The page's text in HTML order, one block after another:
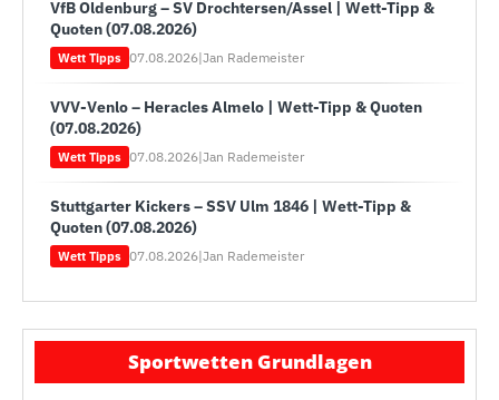
VfB Oldenburg – SV Drochtersen/Assel | Wett-Tipp &
Quoten (07.08.2026)
Wett Tipps 07.08.2026|Jan Rademeister
VVV-Venlo – Heracles Almelo | Wett-Tipp & Quoten
(07.08.2026)
Wett Tipps 07.08.2026|Jan Rademeister
Stuttgarter Kickers – SSV Ulm 1846 | Wett-Tipp &
Quoten (07.08.2026)
Wett Tipps 07.08.2026|Jan Rademeister
Sportwetten Grundlagen